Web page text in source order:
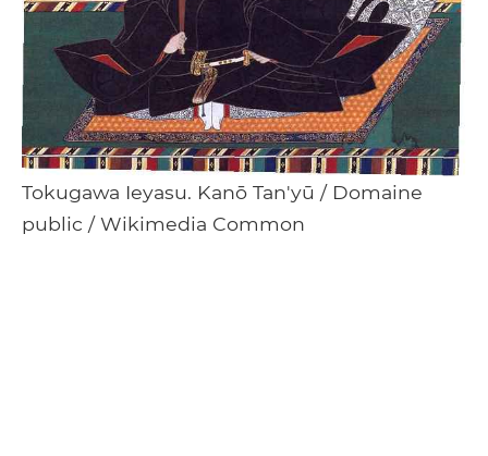
Tokugawa Ieyasu. Kanō Tan'yū / Domaine
public / Wikimedia Common